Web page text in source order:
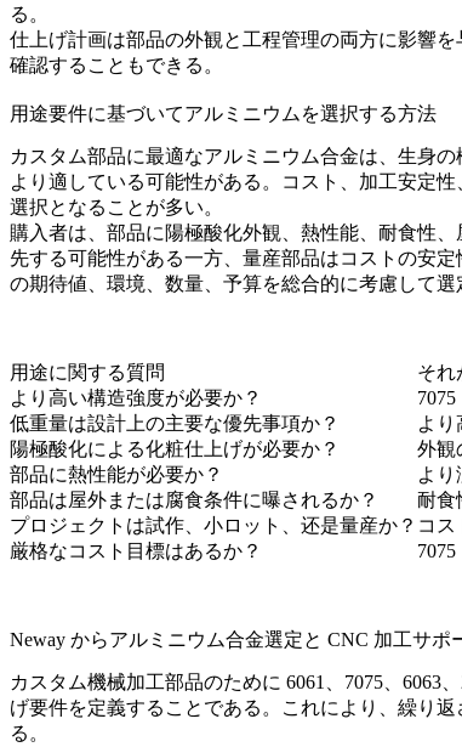
る。
仕上げ計画は部品の外観と工程管理の両方に影響
確認することもできる。
用途要件に基づいてアルミニウムを選択する方法
カスタム部品に最適なアルミニウム合金は、生身
より適している可能性がある。コスト、加工安定
選択となることが多い。
購入者は、部品に陽極酸化外観、熱性能、耐食性
先する可能性がある一方、量産部品はコストの安
の期待値、環境、数量、予算を総合的に考慮して選
用途に関する質問
それ
より高い構造強度が必要か？
低重量は設計上の主要な優先事項か？
より
陽極酸化による化粧仕上げが必要か？
外観
部品に熱性能が必要か？
より
部品は屋外または腐食条件に曝されるか？
耐食
プロジェクトは試作、小ロット、还是量産か？ コス
厳格なコスト目標はあるか？
Neway からアルミニウム合金選定と CNC 加工サポ
カスタム機械加工部品のために 6061、7075、
げ要件を定義することである。これにより、繰り
る。